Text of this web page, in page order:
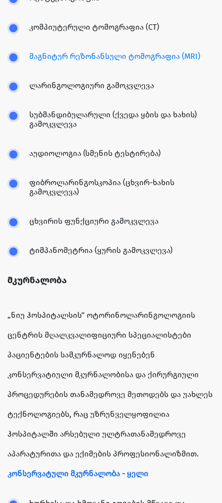
კომპიუტერული ტომოგრაფია (CT)
მაგნიტურ რეზონანსული ტომოგრაფია (MRI)
ლარინგოლოგიური გამოკვლევა
სუბმანდიბულარული (ქვედა ყბის და ხახის)
გამოკვლევა
აუდიოლოგია (სმენის ტესტირება)
ფიბროლარინგოსკოპია (ცხვირ-ხახის
გამოკვლევა)
ცხვირის ფუნქციური გამოკვლევა
ტიმპანომეტრია (ყურის გამოკვლევა)
მკურნალობა
„ნიუ ჰოსპიტალსის“ ოტორინოლარინგოლოგიის
ცენტრის მღალკვალიფიციური სპეციალისტები
პაციენტების სამკურნალოდ იყენებენ
კონსერვატიული მკურნალობისა და ქირურგიული
პროცედურების თანამედროვე მეთოდებს და უახლეს
ტექნოლოგიებს, რაც უზრუნველყოფილია
ჰოსპიტალში არსებული ულტრათანამედროვე
აპარატურითა და ექიმების პროფესიონალიზმით.
კონსერვატული მკურნალობა - ყელი